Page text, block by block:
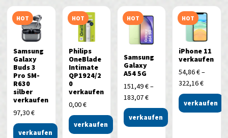
HOT
Samsung
Galaxy
Buds 3
Pro SM-
R630
silber
verkaufen
97,30€
verkaufen
HOT
Philips
OneBlade
Intimate
QP1924/2
0
verkaufen
0,00€
verkaufen
HOT
Samsung
Galaxy
A54 5G
151,49€–
183,07€
verkaufen
HOT
iPhone 11
verkaufen
54,86€–
322,16€
verkaufen